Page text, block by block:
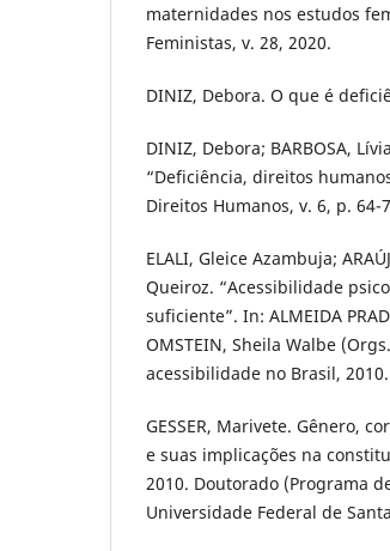
maternidades nos estudos
Feministas, v. 28, 2020.
DINIZ, Debora. O que é
DINIZ, Debora; BARBOSA,
“Deficiência, direitos
Direitos Humanos, v. 6, p. 64-
ELALI, Gleice Azambuja;
Queiroz. “Acessibilidade
suficiente”. In: ALMEIDA
OMSTEIN, Sheila Walbe
acessibilidade no Brasil,
GESSER, Marivete. Gênero,
e suas implicações na
2010. Doutorado (Programa
Universidade Federal de